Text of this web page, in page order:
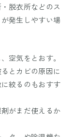
脱衣所などのス
発生しやすい場
空気をとおす。
とカビの原因に
絞るのもおすす
がまだ使えるか